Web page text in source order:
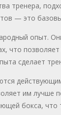
тренера,
— это
опыт.
что
сделает
им лучше
бокса,